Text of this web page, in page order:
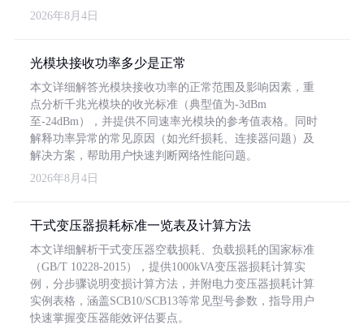
2026年8月4日
光模块接收功率多少是正常
本文详细解答光模块接收功率的正常范围及影响因素，重
点分析千兆光模块的收光标准（典型值为-3dBm
至-24dBm），并提供不同速率光模块的参考值表格。同时
解释功率异常的常见原因（如光纤损耗、连接器问题）及
解决方案，帮助用户快速判断网络性能问题。
2026年8月4日
干式变压器损耗标准一览表及计算方法
本文详细解析干式变压器空载损耗、负载损耗的国家标准
（GB/T 10228-2015），提供1000kVA变压器损耗计算实
例，分步骤说明变损计算方法，并附电力变压器损耗计算
实例表格，涵盖SCB10/SCB13等常见型号参数，指导用户
快速掌握变压器能效评估要点。